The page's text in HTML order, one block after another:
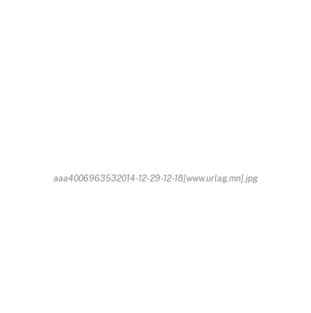
aaa4006963532014-12-29-12-18[www.urlag.mn].jpg